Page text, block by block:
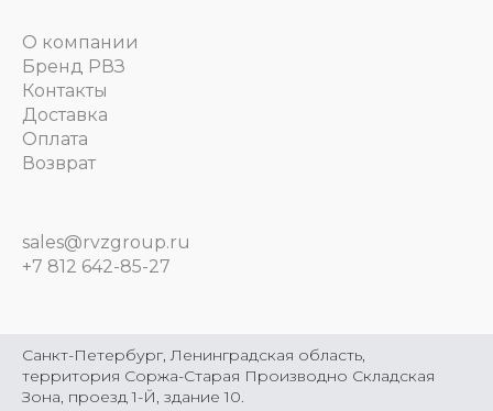
О компании
Бренд РВЗ
Контакты
Доставка
Оплата
Возврат
sales@rvzgroup.ru
+7 812 642-85-27
Санкт-Петербург, Ленинградская область,
территория Соржа-Старая Производно Складская
Зона, проезд 1-Й, здание 10.